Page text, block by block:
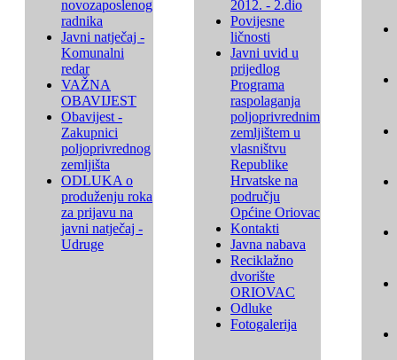
novozaposlenog
radnika
Javni natječaj -
Komunalni
redar
VAŽNA
OBAVIJEST
Obavijest -
Zakupnici
poljoprivrednog
zemljišta
ODLUKA o
produženju roka
za prijavu na
javni natječaj -
Udruge
2012. - 2.dio
Povijesne
ličnosti
Javni uvid u
prijedlog
Programa
raspolaganja
poljoprivrednim
zemljištem u
vlasništvu
Republike
Hrvatske na
području
Općine Oriovac
Kontakti
Javna nabava
Reciklažno
dvorište
ORIOVAC
Odluke
Fotogalerija